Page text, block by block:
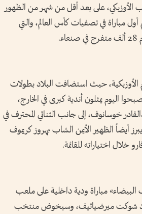
المنتخب الأوزبكي، على بعد أقل من شهر من الظهور
بعد 29 عاماً من خوضهم أول مباراة في تصفيات كأس العالم، والتي
الأوزبكية، حيث استضافت البلاد بطولات
اليوم يمثلون أندية كبرى في الخارج،
خوسانوف، إلى جانب الثنائي المحترف في
أيضاً الظهير الأيمن الشاب بهروز كريموف
خلال اختياراته للقائمة.
البيضاء» مباراة ودية داخلية على ملعب
شوكت ميرضيائيف، وسيخوض منتخب